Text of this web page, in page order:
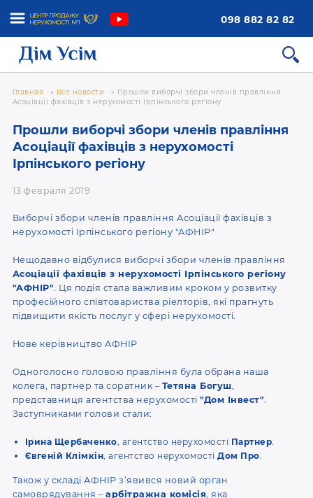
098 882 82 82
Главная » Все новости » Прошли виборчі збори членів правління
Асоціації фахівців з нерухомості Ірпінського регіону
Прошли виборчі збори членів правління
Асоціації фахівців з нерухомості
Ірпінського регіону
13 февраля 2019
Виборчі збори членів правління Асоціації фахівців з
нерухомості Ірпінського регіону "АФНІР"
Нещодавно відбулися виборчі збори членів правління
Асоціації фахівців з нерухомості Ірпінського регіону
"АФНІР". Ця подія стала важливим кроком у розвитку
професійного співтовариства ріелторів, які прагнуть
підвищити якість послуг у сфері нерухомості.
Нове керівництво АФНІР
Одноголосно головою правління була обрана наша
колега, партнер та соратник – Тетяна Богуш,
представниця агентства нерухомості"Дом Інвест".
Заступниками голови стали:
Ірина Щербаченко, агентство нерухомості Партнер.
Євгеній Клімкін, агентство нерухомостіДом Про.
Також у складі АФНІР з’явився новий орган
самоврядування –арбітражна комісія, яка